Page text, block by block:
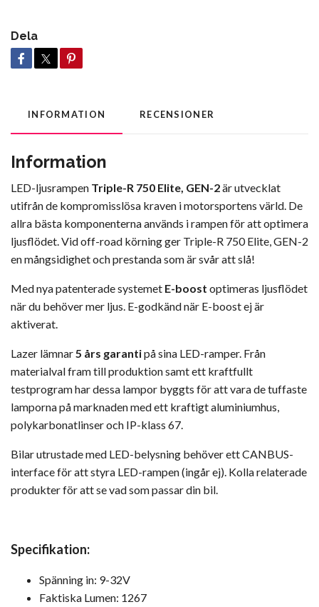
Dela
INFORMATION RECENSIONER
Information
LED-ljusrampen Triple-R 750 Elite, GEN-2är utvecklat
utifrån de kompromisslösa kraven i motorsportens värld. De
allra bästa komponenterna används i rampen för att optimera
ljusflödet. Vid off-road körning ger Triple-R 750 Elite, GEN-2
en mångsidighet och prestanda som är svår att slå!
Med nya patenterade systemet E-boost optimeras ljusflödet
när du behöver mer ljus. E-godkänd när E-boost ej är
aktiverat.
Lazer lämnar 5 års garantipå sina LED-ramper. Från
materialval fram till produktion samt ett kraftfullt
testprogram har dessa lampor byggts för att vara de tuffaste
lamporna på marknaden med ett kraftigt aluminiumhus,
polykarbonatlinser och IP-klass 67.
Bilar utrustade med LED-belysning behöver ett CANBUS-
interface för att styra LED-rampen (ingår ej). Kolla relaterade
produkter för att se vad som passar din bil.
Specifikation:
Spänning in: 9-32V
Faktiska Lumen: 1267